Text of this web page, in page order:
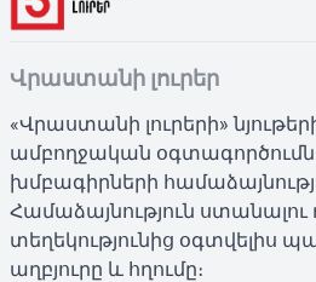
Վրաստանի լուրեր
«Վրաստանի լուրերի»
ամբողջական օգտագործումն
խմբագիրների
Համաձայնություն ստանալու
տեղեկությունից օգտվելիս
աղբյուրը և հղումը։